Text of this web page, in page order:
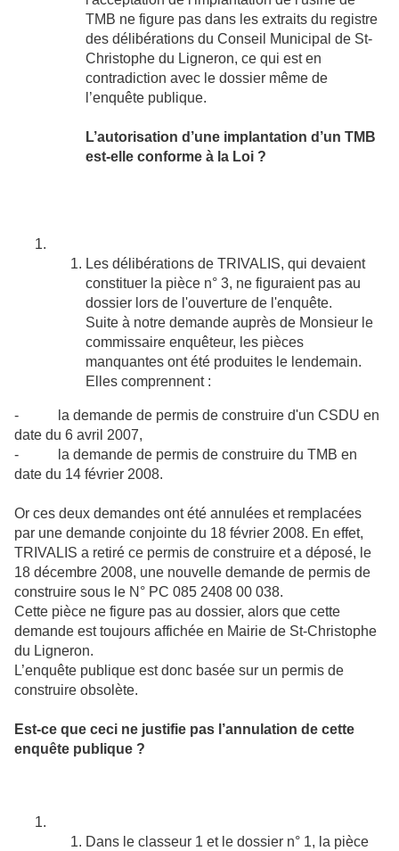
TMB ne figure pas dans les extraits du registre
des délibérations du Conseil Municipal de St-
Christophe du Ligneron, ce qui est en
contradiction avec le dossier même de
l’enquête publique.
L’autorisation d’une implantation d’un TMB
est-elle conforme à la Loi ?
Les délibérations de TRIVALIS, qui devaient
constituer la pièce n° 3, ne figuraient pas au
dossier lors de l'ouverture de l'enquête.
Suite à notre demande auprès de Monsieur le
commissaire enquêteur, les pièces
manquantes ont été produites le lendemain.
Elles comprennent :
- la demande de permis de construire d'un CSDU en
date du 6 avril 2007,
- la demande de permis de construire du TMB en
date du 14 février 2008.
Or ces deux demandes ont été annulées et remplacées
par une demande conjointe du 18 février 2008. En effet,
TRIVALIS a retiré ce permis de construire et a déposé, le
18 décembre 2008, une nouvelle demande de permis de
construire sous le N° PC 085 2408 00 038.
Cette pièce ne figure pas au dossier, alors que cette
demande est toujours affichée en Mairie de St-Christophe
du Ligneron.
L’enquête publique est donc basée sur un permis de
construire obsolète.
Est-ce que ceci ne justifie pas l’annulation de cette
enquête publique ?
Dans le classeur 1 et le dossier n° 1, la pièce